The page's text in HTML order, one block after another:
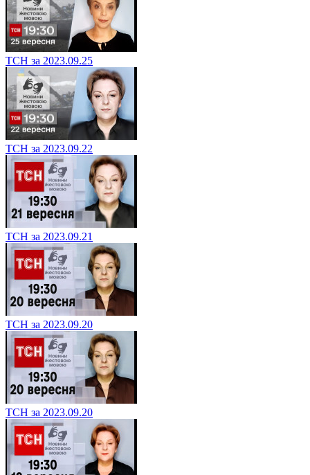
ТСН за 2023.09.25
ТСН за 2023.09.22
ТСН за 2023.09.21
ТСН за 2023.09.20
ТСН за 2023.09.20